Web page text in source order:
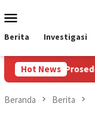
ke
kontenMobile
Berita Investigasi
Hot News
Prosedur Resmi
Beranda Berita